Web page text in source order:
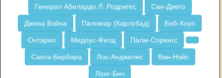
Генерал Абелардо Л. Родригес
Сан-Диего
Джона Вэйна Паломар (Карлсбад) Боб-Хоуп
Онтарио Мидоус-Филд Палм-Спрингс
Санта-Барбара Лос-Анджелес Ван-Нэйс
Лонг-Бич